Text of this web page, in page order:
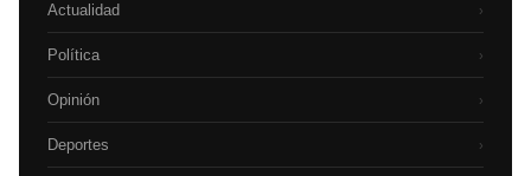
Actualidad ›
Política ›
Opinión ›
Deportes ›